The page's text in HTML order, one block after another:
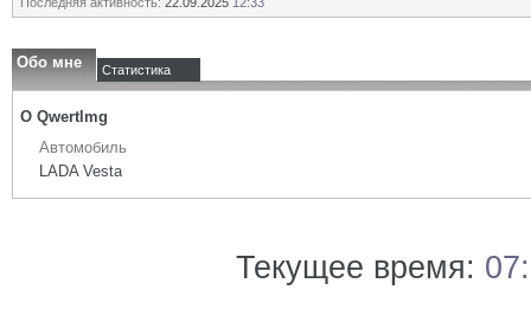
Обо мне Статистика
О Qwertlmg
Автомобиль
LADA Vesta
Текущее время: